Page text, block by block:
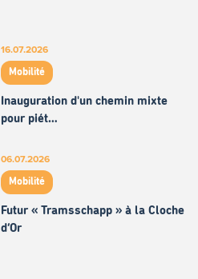
16.07.2026
Mobilité
Inauguration d'un chemin mixte
pour piét…
06.07.2026
Mobilité
Futur « Tramsschapp » à la Cloche
d’Or